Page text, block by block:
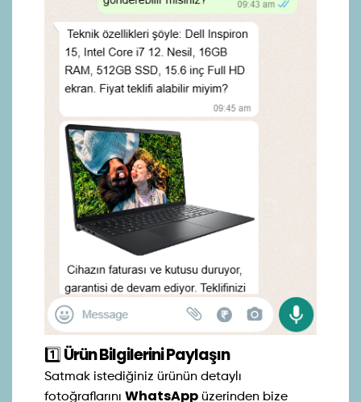
1️⃣ Ürün Bilgilerini Paylaşın
Satmak istediğiniz ürünün detaylı
fotoğraflarını WhatsApp üzerinden bize